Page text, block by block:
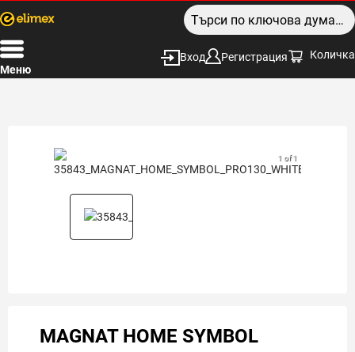
Меню
Вход Регистрация Количка
1 of 1
MAGNAT HOME SYMBOL